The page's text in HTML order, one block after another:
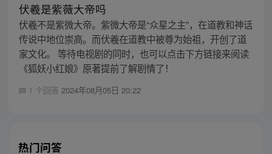
伏羲是紫薇大帝吗
伏羲不是紫微大帝。紫微大帝是“众星之主”，在道教和神话
传说中地位崇高。而伏羲在道教中被尊为始祖，开创了道
家文化。 等待电视剧的同时，也可以点击下方链接来阅读
《狐妖小红娘》原著提前了解剧情了！
1 个回答 2024年08月05日 20:22
热门问答